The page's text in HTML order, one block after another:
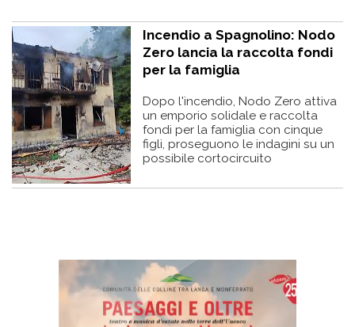
Incendio a Spagnolino: Nodo
Zero lancia la raccolta fondi
per la famiglia
Dopo l'incendio, Nodo Zero attiva
un emporio solidale e raccolta
fondi per la famiglia con cinque
figli, proseguono le indagini su un
possibile cortocircuito